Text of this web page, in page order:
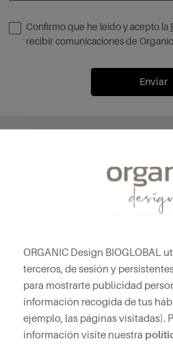
Confirmo que he leído y acepto la
recibir comunicaciones de
Enviar
Sofás
Muebles
Catálogos
ORGANIC Design BIOGLOBAL
terceros, de sesión y
para mostrarte publicidad
información recogida de tus
ejemplo, las páginas visitadas).
información visite nuestra